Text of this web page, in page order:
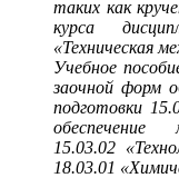
таких как
курса
«Техническая
Учебное
заочной форм
подготовки
обеспечение
15.03.02
18.03.01